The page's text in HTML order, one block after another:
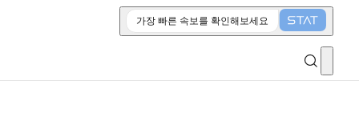
가장 빠른 속보를 확인해보세요